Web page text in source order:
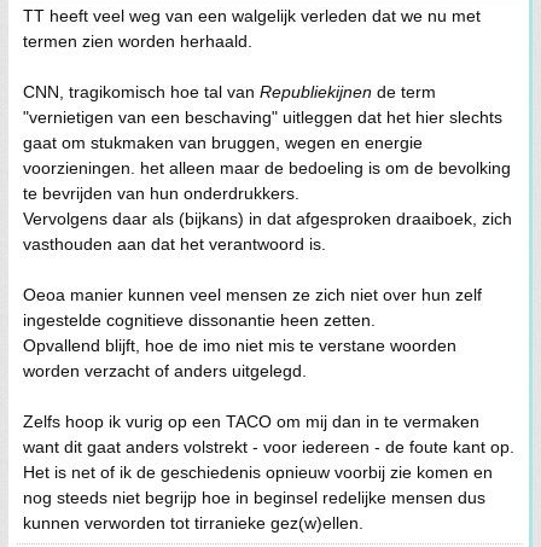
TT heeft veel weg van een walgelijk verleden dat we nu met
termen zien worden herhaald.
CNN, tragikomisch hoe tal van Republiekijnen de term
"vernietigen van een beschaving" uitleggen dat het hier slechts
gaat om stukmaken van bruggen, wegen en energie
voorzieningen. het alleen maar de bedoeling is om de bevolking
te bevrijden van hun onderdrukkers.
Vervolgens daar als (bijkans) in dat afgesproken draaiboek, zich
vasthouden aan dat het verantwoord is.
Oeoa manier kunnen veel mensen ze zich niet over hun zelf
ingestelde cognitieve dissonantie heen zetten.
Opvallend blijft, hoe de imo niet mis te verstane woorden
worden verzacht of anders uitgelegd.
Zelfs hoop ik vurig op een TACO om mij dan in te vermaken
want dit gaat anders volstrekt - voor iedereen - de foute kant op.
Het is net of ik de geschiedenis opnieuw voorbij zie komen en
nog steeds niet begrijp hoe in beginsel redelijke mensen dus
kunnen verworden tot tirranieke gez(w)ellen.